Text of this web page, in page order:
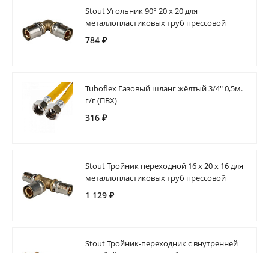
Stout Угольник 90° 20 х 20 для
металлопластиковых труб прессовой
784 ₽
Tuboflex Газовый шланг жёлтый 3/4" 0,5м.
г/г (ПВХ)
316 ₽
Stout Тройник переходной 16 х 20 х 16 для
металлопластиковых труб прессовой
1 129 ₽
Stout Тройник-переходник с внутренней